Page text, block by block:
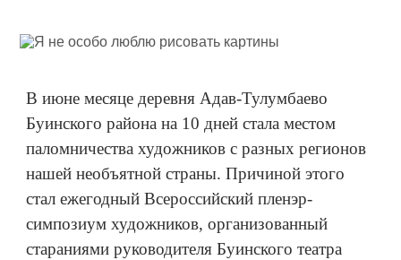
В июне месяце деревня Адав-Тулумбаево
Буинского района на 10 дней стала местом
паломничества художников с разных регионов
нашей необъятной страны. Причиной этого
стал ежегодный Всероссийский пленэр-
симпозиум художников, организованный
стараниями руководителя Буинского театра